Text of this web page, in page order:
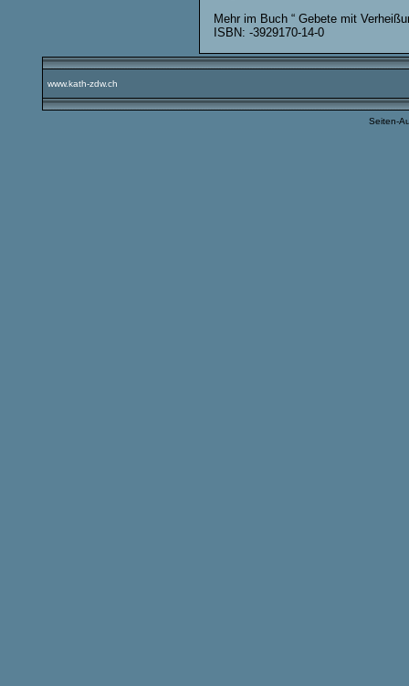
Mehr im Buch “ Gebete mit
ISBN: -3929170-14-0
www.kath-zdw.ch
Seiten-